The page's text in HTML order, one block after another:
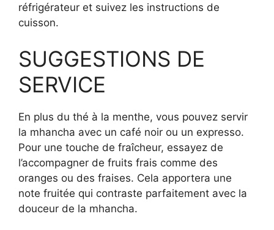
réfrigérateur et suivez les instructions de
cuisson.
SUGGESTIONS DE
SERVICE
En plus du thé à la menthe, vous pouvez servir
la mhancha avec un café noir ou un expresso.
Pour une touche de fraîcheur, essayez de
l’accompagner de fruits frais comme des
oranges ou des fraises. Cela apportera une
note fruitée qui contraste parfaitement avec la
douceur de la mhancha.